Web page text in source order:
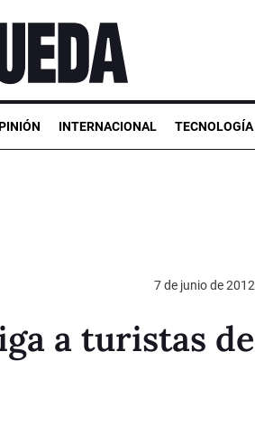
INTERNACIONAL TECNOLOGÍA
7 de junio de 2012
a turistas de